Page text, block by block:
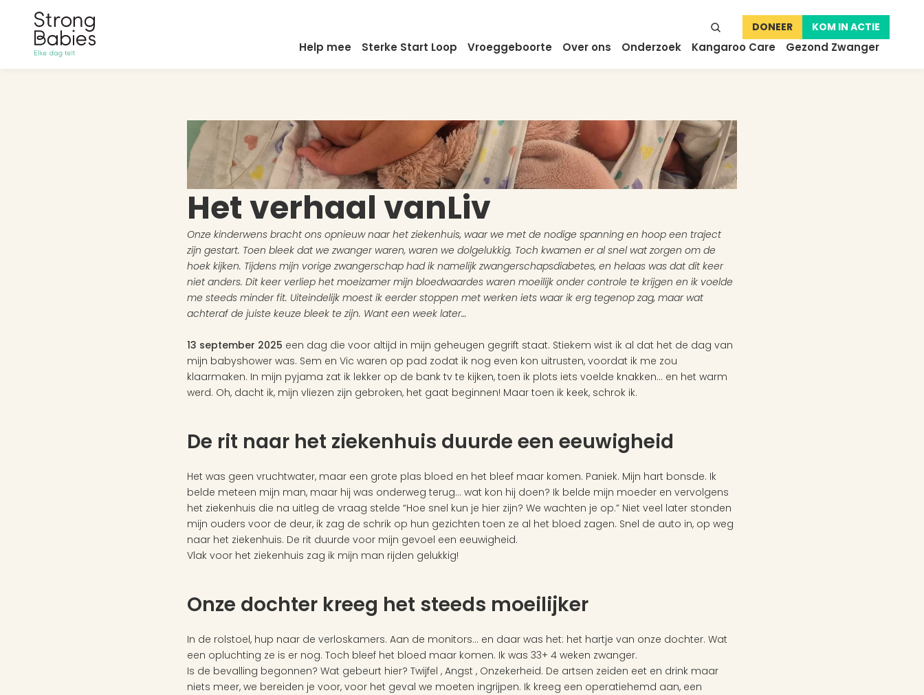
DONEER KOM IN ACTIE
Help mee Sterke Start Loop Vroeggeboorte Over ons Onderzoek Kangaroo Care Gezond Zwanger
Het verhaal vanLiv
Onze kinderwens bracht ons opnieuw naar het ziekenhuis, waar we met de nodige spanning en hoop een traject
zijn gestart. Toen bleek dat we zwanger waren, waren we dolgelukkig. Toch kwamen er al snel wat zorgen om de
hoek kijken. Tijdens mijn vorige zwangerschap had ik namelijk zwangerschapsdiabetes, en helaas was dat dit keer
niet anders. Dit keer verliep het moeizamer mijn bloedwaardes waren moeilijk onder controle te krijgen en ik voelde
me steeds minder fit. Uiteindelijk moest ik eerder stoppen met werken iets waar ik erg tegenop zag, maar wat
achteraf de juiste keuze bleek te zijn. Want een week later…
13 september 2025 een dag die voor altijd in mijn geheugen gegrift staat. Stiekem wist ik al dat het de dag van
mijn babyshower was. Sem en Vic waren op pad zodat ik nog even kon uitrusten, voordat ik me zou
klaarmaken. In mijn pyjama zat ik lekker op de bank tv te kijken, toen ik plots iets voelde knakken… en het warm
werd. Oh, dacht ik, mijn vliezen zijn gebroken, het gaat beginnen! Maar toen ik keek, schrok ik.
De rit naar het ziekenhuis duurde een eeuwigheid
Het was geen vruchtwater, maar een grote plas bloed en het bleef maar komen. Paniek. Mijn hart bonsde. Ik
belde meteen mijn man, maar hij was onderweg terug… wat kon hij doen? Ik belde mijn moeder en vervolgens
het ziekenhuis die na uitleg de vraag stelde “Hoe snel kun je hier zijn? We wachten je op.” Niet veel later stonden
mijn ouders voor de deur, ik zag de schrik op hun gezichten toen ze al het bloed zagen. Snel de auto in, op weg
naar het ziekenhuis. De rit duurde voor mijn gevoel een eeuwigheid.
Vlak voor het ziekenhuis zag ik mijn man rijden gelukkig!
Onze dochter kreeg het steeds moeilijker
In de rolstoel, hup naar de verloskamers. Aan de monitors… en daar was het: het hartje van onze dochter. Wat
een opluchting ze is er nog. Toch bleef het bloed maar komen. Ik was 33+ 4 weken zwanger.
Is de bevalling begonnen? Wat gebeurt hier? Twijfel , Angst , Onzekerheid. De artsen zeiden eet en drink maar
niets meer, we bereiden je voor, voor het geval we moeten ingrijpen. Ik kreeg een operatiehemd aan, een